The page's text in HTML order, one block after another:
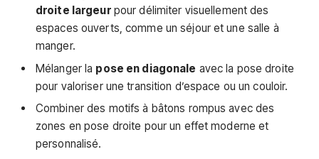
droite largeurpour délimiter visuellement des
espaces ouverts, comme un séjour et une salle à
manger.
Mélanger la pose en diagonale avec la pose droite
pour valoriser une transition d’espace ou un couloir.
Combiner des motifs à bâtons rompus avec des
zones en pose droite pour un effet moderne et
personnalisé.